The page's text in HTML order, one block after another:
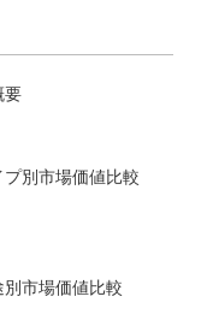
要
別市場価値比較
市場価値比較